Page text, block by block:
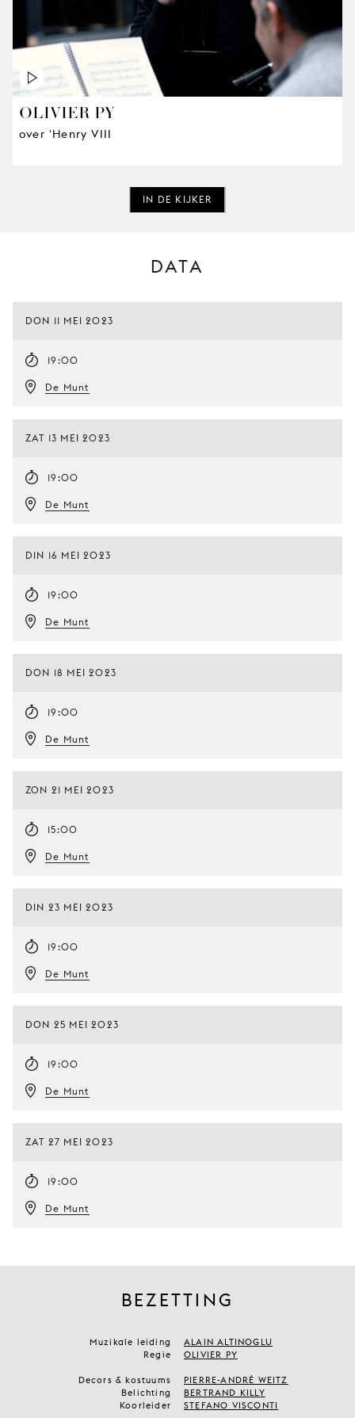
OLIVIER PY
over 'Henry VIII
IN DE KIJKER
DATA
DON 11 MEI 2023
19:00
De Munt
ZAT 13 MEI 2023
19:00
De Munt
DIN 16 MEI 2023
19:00
De Munt
DON 18 MEI 2023
19:00
De Munt
ZON 21 MEI 2023
15:00
De Munt
DIN 23 MEI 2023
19:00
De Munt
DON 25 MEI 2023
19:00
De Munt
ZAT 27 MEI 2023
19:00
De Munt
BEZETTING
Muzikale leiding
ALAIN ALTINOGLU
Regie
OLIVIER PY
Decors & kostuums
PIERRE-ANDRÉ WEITZ
Belichting
BERTRAND KILLY
Koorleider
STEFANO VISCONTI